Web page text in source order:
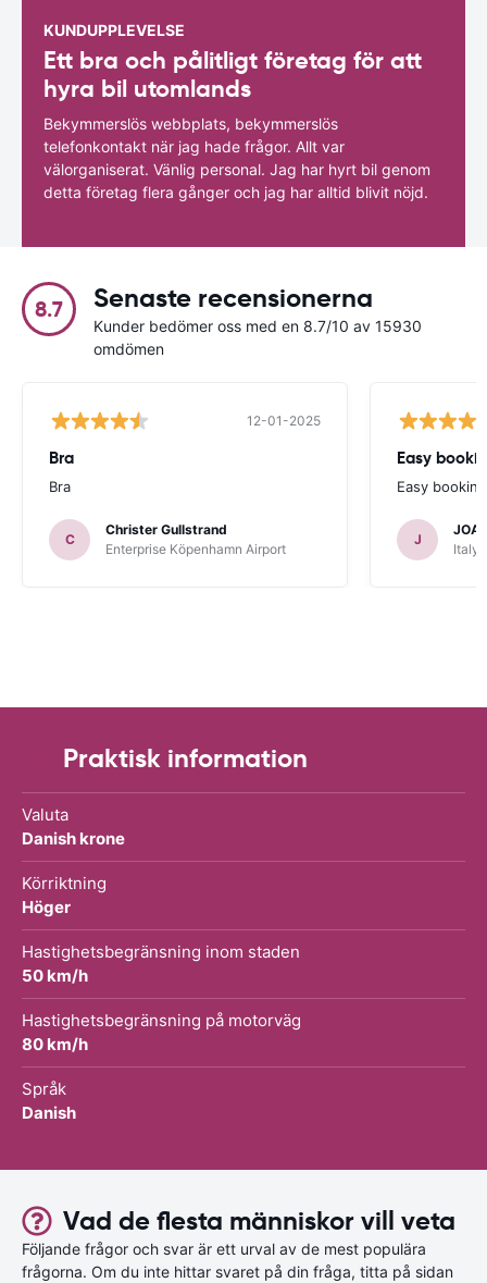
KUNDUPPLEVELSE
Ett bra och pålitligt företag för att
hyra bil utomlands
Bekymmerslös webbplats, bekymmerslös
telefonkontakt när jag hade frågor. Allt var
välorganiserat. Vänlig personal. Jag har hyrt bil genom
detta företag flera gånger och jag har alltid blivit nöjd.
8.7 Senaste recensionerna
Kunder bedömer oss med en 8.7/10 av 15930
omdömen
12-01-2025
Bra
Bra
C
Christer Gullstrand
Enterprise Köpenhamn Airport
Easy
J
Italy
Praktisk information
Valuta
Danish krone
Körriktning
Höger
Hastighetsbegränsning inom staden
50 km/h
Hastighetsbegränsning på motorväg
80 km/h
Språk
Danish
Vad de flesta människor vill veta
Följande frågor och svar är ett urval av de mest populära
frågorna. Om du inte hittar svaret på din fråga, titta på sidan